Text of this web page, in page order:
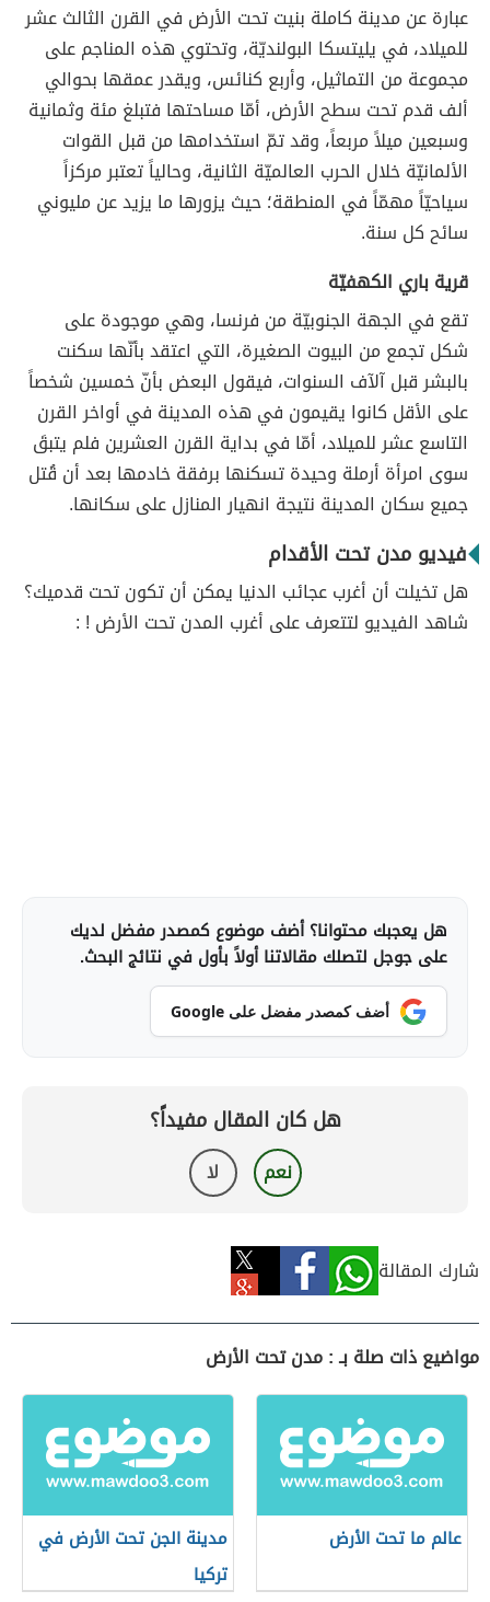
عبارة عن مدينة كاملة بنيت تحت الأرض في القرن الثالث عشر
للميلاد، في يليتسكا البولنديّة، وتحتوي هذه المناجم على
مجموعة من التماثيل، وأربع كنائس، ويقدر عمقها بحوالي
ألف قدم تحت سطح الأرض، أمّا مساحتها فتبلغ مئة وثمانية
وسبعين ميلاً مربعاً، وقد تمّ استخدامها من قبل القوات
الألمانيّة خلال الحرب العالميّة الثانية، وحالياً تعتبر مركزاً
سياحيّاً مهمّاً في المنطقة؛ حيث يزورها ما يزيد عن مليوني
سائح كل سنة.
قرية باري الكهفيّة
تقع في الجهة الجنوبيّة من فرنسا، وهي موجودة على
شكل تجمع من البيوت الصغيرة، التي اعتقد بأنّها سكنت
بالبشر قبل آلآف السنوات، فيقول البعض بأنّ خمسين شخصاً
على الأقل كانوا يقيمون في هذه المدينة في أواخر القرن
التاسع عشر للميلاد، أمّا في بداية القرن العشرين فلم يتبقَ
سوى امرأة أرملة وحيدة تسكنها برفقة خادمها بعد أن قُتل
جميع سكان المدينة نتيجة انهيار المنازل على سكانها.
فيديو مدن تحت الأقدام
هل تخيلت أن أغرب عجائب الدنيا يمكن أن تكون تحت قدميك؟
شاهد الفيديو لتتعرف على أغرب المدن تحت الأرض ! :
هل يعجبك محتوانا؟ أضف موضوع كمصدر مفضل لديك
على جوجل لتصلك مقالاتنا أولاً بأول في نتائج البحث.
أضف كمصدر مفضل على Google
هل كان المقال مفيداً؟
نعم لا
شارك المقالة
مواضيع ذات صلة بـ : مدن تحت الأرض
عالم ما تحت الأرض
مدينة الجن تحت الأرض في
تركيا